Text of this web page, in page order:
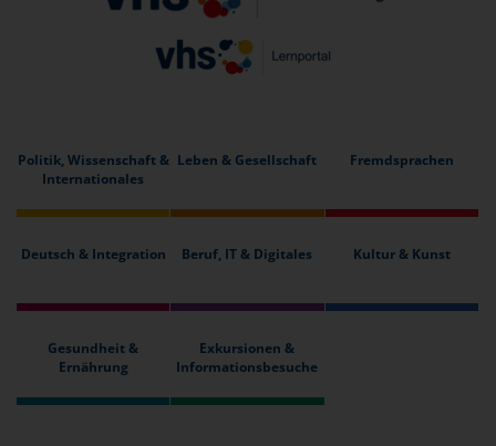
Politik, Wissenschaft &
Internationales
Leben & Gesellschaft Fremdsprachen
Deutsch & Integration Beruf, IT & Digitales Kultur & Kunst
Gesundheit &
Ernährung
Exkursionen &
Informationsbesuche